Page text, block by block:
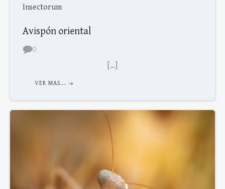
Insectorum
Avispón oriental
0
[…]
VER MAS...